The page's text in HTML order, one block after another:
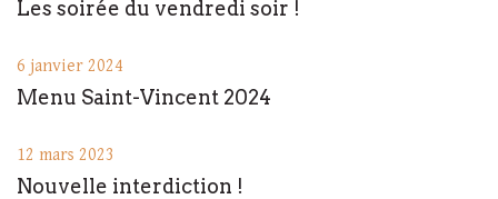
Les soirée du vendredi soir !
6 janvier 2024
Menu Saint-Vincent 2024
12 mars 2023
Nouvelle interdiction !